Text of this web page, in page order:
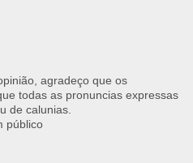
agradeço que os
todas as pronuncias expressas
de calunias.
público